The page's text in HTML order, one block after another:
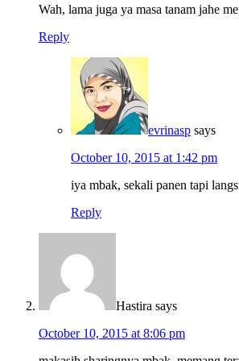
Wah, lama juga ya masa tanam jahe
Reply
evrinasp says
October 10, 2015 at 1:42 pm
iya mbak, sekali panen tapi
Reply
Hastira says
October 10, 2015 at 8:06 pm